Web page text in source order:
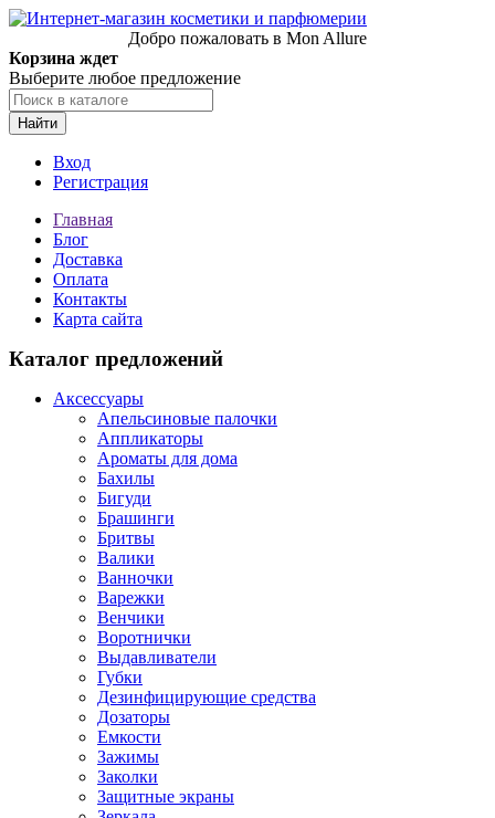
Добро пожаловать в Mon Allure
Корзина ждет
Выберите любое предложение
Найти
Вход
Регистрация
Главная
Блог
Доставка
Оплата
Контакты
Карта сайта
Каталог предложений
Аксессуары
Апельсиновые палочки
Аппликаторы
Ароматы для дома
Бахилы
Бигуди
Брашинги
Бритвы
Валики
Ванночки
Варежки
Венчики
Воротнички
Выдавливатели
Губки
Дезинфицирующие средства
Дозаторы
Емкости
Зажимы
Заколки
Защитные экраны